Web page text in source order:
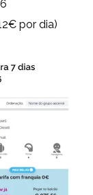
por dia)